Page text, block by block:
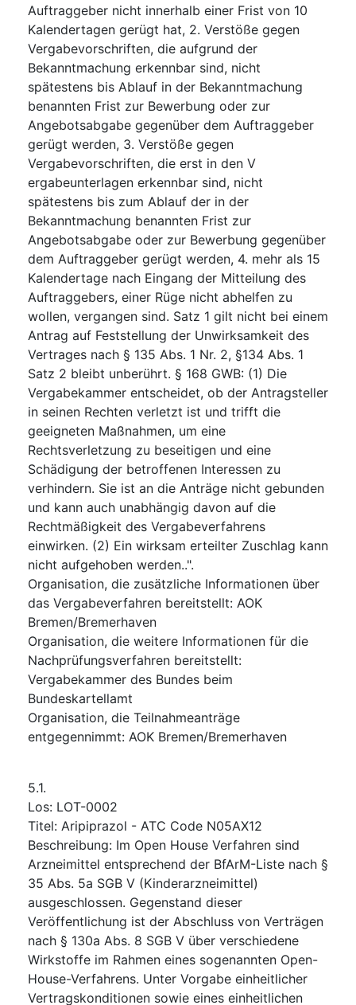
Auftraggeber nicht innerhalb einer Frist von 10
Kalendertagen gerügt hat, 2. Verstöße gegen
Vergabevorschriften, die aufgrund der
Bekanntmachung erkennbar sind, nicht
spätestens bis Ablauf in der Bekanntmachung
benannten Frist zur Bewerbung oder zur
Angebotsabgabe gegenüber dem Auftraggeber
gerügt werden, 3. Verstöße gegen
Vergabevorschriften, die erst in den V
ergabeunterlagen erkennbar sind, nicht
spätestens bis zum Ablauf der in der
Bekanntmachung benannten Frist zur
Angebotsabgabe oder zur Bewerbung gegenüber
dem Auftraggeber gerügt werden, 4. mehr als 15
Kalendertage nach Eingang der Mitteilung des
Auftraggebers, einer Rüge nicht abhelfen zu
wollen, vergangen sind. Satz 1 gilt nicht bei einem
Antrag auf Feststellung der Unwirksamkeit des
Vertrages nach § 135 Abs. 1 Nr. 2, §134 Abs. 1
Satz 2 bleibt unberührt. § 168 GWB: (1) Die
Vergabekammer entscheidet, ob der Antragsteller
in seinen Rechten verletzt ist und trifft die
geeigneten Maßnahmen, um eine
Rechtsverletzung zu beseitigen und eine
Schädigung der betroffenen Interessen zu
verhindern. Sie ist an die Anträge nicht gebunden
und kann auch unabhängig davon auf die
Rechtmäßigkeit des Vergabeverfahrens
einwirken. (2) Ein wirksam erteilter Zuschlag kann
nicht aufgehoben werden..".
Organisation, die zusätzliche Informationen über
das Vergabeverfahren bereitstellt: AOK
Bremen/Bremerhaven
Organisation, die weitere Informationen für die
Nachprüfungsverfahren bereitstellt:
Vergabekammer des Bundes beim
Bundeskartellamt
Organisation, die Teilnahmeanträge
entgegennimmt: AOK Bremen/Bremerhaven
5.1.
Los: LOT-0002
Titel: Aripiprazol - ATC Code N05AX12
Beschreibung: Im Open House Verfahren sind
Arzneimittel entsprechend der BfArM-Liste nach §
35 Abs. 5a SGB V (Kinderarzneimittel)
ausgeschlossen. Gegenstand dieser
Veröffentlichung ist der Abschluss von Verträgen
nach § 130a Abs. 8 SGB V über verschiedene
Wirkstoffe im Rahmen eines sogenannten Open-
House-Verfahrens. Unter Vorgabe einheitlicher
Vertragskonditionen sowie eines einheitlichen